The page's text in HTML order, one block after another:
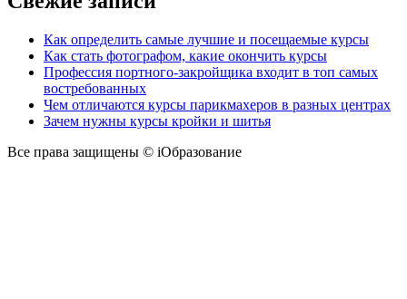
Как определить самые лучшие и посещаемые курсы
Как стать фотографом, какие окончить курсы
Профессия портного-закройщика входит в топ самых
востребованных
Чем отличаются курсы парикмахеров в разных центрах
Зачем нужны курсы кройки и шитья
Все права защищены © iОбразование